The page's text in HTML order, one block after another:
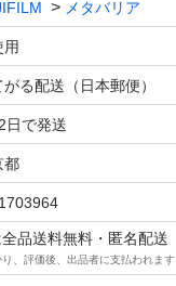
メタバリア
用
がる配送（日本郵便）
日で発送
都
品送料無料・匿名配送
、評価後、出品者に支払われます